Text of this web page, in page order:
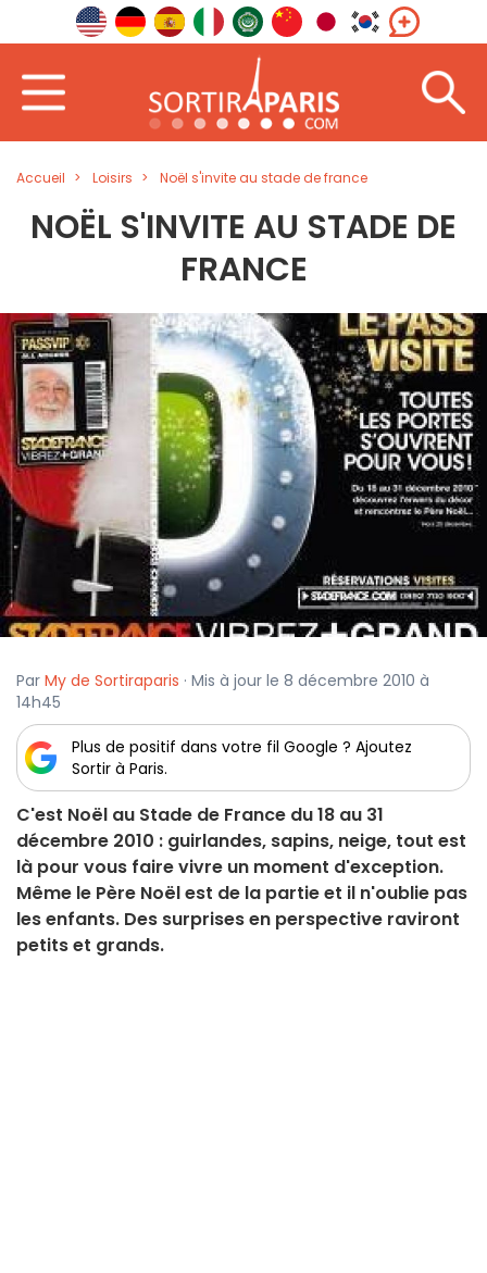
Accueil Loisirs Noël s'invite au stade de france
NOËL S'INVITE AU STADE DE
FRANCE
Par My de Sortiraparis · Mis à jour le 8 décembre 2010 à
14h45
Plus de positif dans votre fil Google ? Ajoutez
Sortir à Paris.
C'est Noël au Stade de France du 18 au 31
décembre 2010 : guirlandes, sapins, neige, tout est
là pour vous faire vivre un moment d'exception.
Même le Père Noël est de la partie et il n'oublie pas
les enfants. Des surprises en perspective raviront
petits et grands.